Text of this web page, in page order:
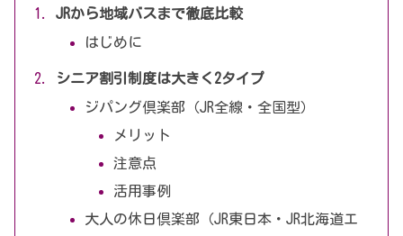
JRから地域バスまで徹底比較
はじめに
シニア割引制度は大きく2タイプ
ジパング倶楽部（JR全線・全国型）
メリット
注意点
活用事例
大人の休日倶楽部（JR東日本・JR北海道エ